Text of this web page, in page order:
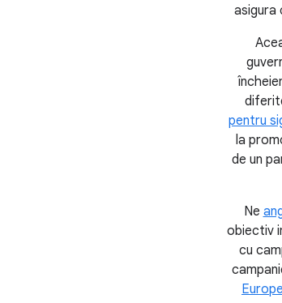
asigura
pentru
la
de un
Ne
obiectiv
cu